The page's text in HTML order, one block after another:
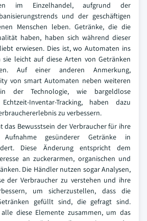
im Einzelhandel, aufgrund der
und der geschäftigen
Menschen leben. Getränke, die die
haben, haben sich während dieser
erwiesen. Dies ist, wo Automaten ins
sie leicht auf diese Arten von Getränken
Auf einer anderen Anmerkung,
von smart Automaten neben weiteren
in der Technologie, wie bargeldlose
Inventar-Tracking, haben dazu
zu verbessern.
das Bewusstsein der Verbraucher für ihre
gesünderer Getränke in
Diese Änderung entspricht dem
an zuckerarmen, organischen und
Die Händler nutzen sogar Analysen,
der Verbraucher zu verstehen und ihre
um sicherzustellen, dass die
gefüllt sind, die gefragt sind.
diese Elemente zusammen, um das